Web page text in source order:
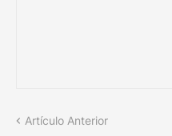
Artículo Anterior